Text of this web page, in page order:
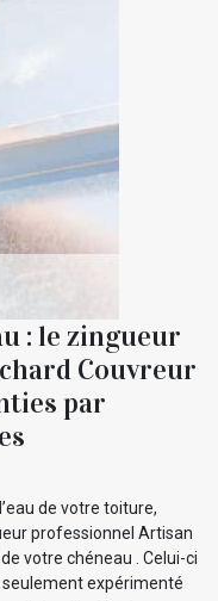
: le zingueur
Couvreur
par
de votre toiture,
professionnel Artisan
votre chéneau . Celui-ci
expérimenté